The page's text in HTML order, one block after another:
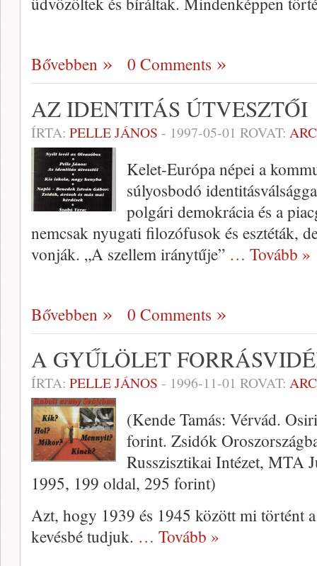
Bővebben 0 Comments
AZ IDENTITÁS ÚTVESZTŐI
ÍRTA: PELLE JÁNOS - 1997-05-01 ROVAT:
Kelet-Európa népei a
súlyosbodó
polgári demokrácia és a
nemcsak nyugati filozó­fusok és esztéták,
vonják. „A szellem iránytűje” … Tovább »
Bővebben 0 Comments
A GYŰLÖLET
ÍRTA: PELLE JÁNOS - 1996-11-01 ROVAT:
(Kende Tamás: Vérvád.
forint. Zsidók
Russzisztikai Intézet, MTA
1995, 199 oldal, 295 forint)
Azt, hogy 1939 és 1945 között mi tör­tént
kevésbé tudjuk. … Tovább »